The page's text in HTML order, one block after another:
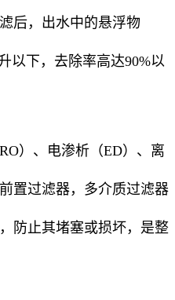
后，出水中的悬浮物
以下，去除率高达90%以
）、电渗析（ED）、离
置过滤器，多介质过滤器
防止其堵塞或损坏，是整